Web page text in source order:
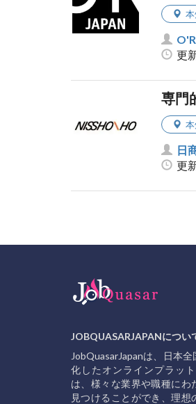
更
専門
日
更
JOBQUASARJAPANについ
JobQuasarJapanは、日本
化したオンラインプラッ
は、様々な業界や職種にわ
見つけることができ、理想